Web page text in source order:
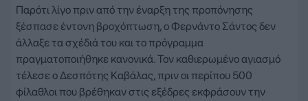
Παρότι λίγο πριν από την έναρξη της προπόνησης
ξέσπασε έντονη βροχόπτωση, ο Φερνάντο Σάντος δεν
άλλαξε τα σχέδιά του και το πρόγραμμα
πραγματοποιήθηκε κανονικά. Τον καθιερωμένο αγιασμό
τέλεσε ο Δεσπότης Καβάλας, πριν οι περίπου 500
φίλαθλοι που βρέθηκαν στις εξέδρες εκφράσουν την